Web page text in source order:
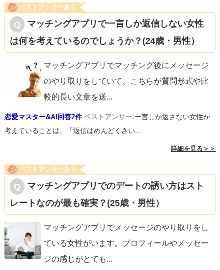
ベストアンサーあり
マッチングアプリで一言しか返信しない女性
は何を考えているのでしょうか？(24歳・男性）
マッチングアプリでマッチング後にメッセージ
のやり取りをしていて、こちらが質問形式や比
較的長い文章を送...
恋愛マスター&AI回答7件 ベストアンサー:一言しか返さない女性が
考えていることは、「返信はめんどくさい...
詳細を見る＞＞
ベストアンサーあり
マッチングアプリでのデートの誘い方はスト
レートなのが最も確実？(25歳・男性）
マッチングアプリでメッセージのやり取りをし
ている女性がいます。プロフィールやメッセー
ジの感じがとても...